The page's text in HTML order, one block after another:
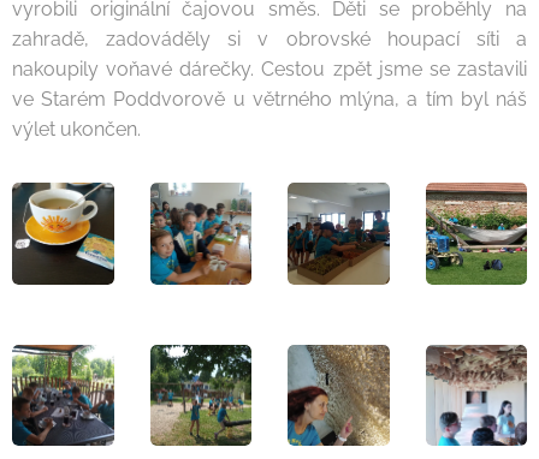
vyrobili originální čajovou směs. Děti se proběhly na
zahradě, zadováděly si v obrovské houpací síti a
nakoupily voňavé dárečky. Cestou zpět jsme se zastavili
ve Starém Poddvorově u větrného mlýna, a tím byl náš
výlet ukončen.